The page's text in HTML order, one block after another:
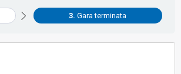
Gara terminata